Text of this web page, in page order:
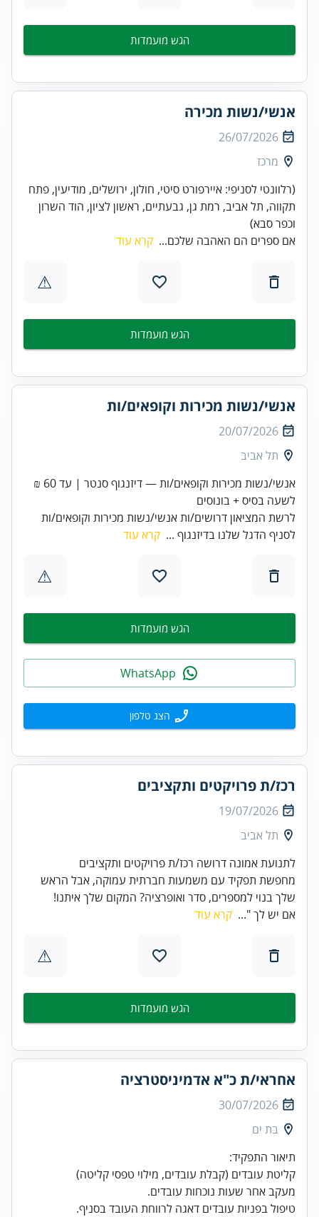
הגש מועמדות
אנשי/נשות מכירה
26/07/2026
מרכז
(רלוונטי לסניפי: איירפורט סיטי, חולון, ירושלים, מודיעין, פתח
תקווה, תל אביב, רמת גן, גבעתיים, ראשון לציון, הוד השרון
וכפר סבא)
אם ספרים הם האהבה שלכם... קרא עוד
⚠
הגש מועמדות
אנשי/נשות מכירות וקופאים/ות
20/07/2026
תל אביב
אנשי/נשות מכירות וקופאים/ות — דיזנגוף סנטר | עד 60 ₪
לשעה בסיס + בונוסים
לרשת המציאון דרושים/ות אנשי/נשות מכירות וקופאים/ות
לסניף הדגל שלנו בדיזנגוף ... קרא עוד
⚠
הגש מועמדות
הצג טלפון
רכז/ת פרויקטים ותקציבים
19/07/2026
תל אביב
לתנועת אמונה דרושה רכז/ת פרויקטים ותקציבים
מחפשת תפקיד עם משמעות חברתית עמוקה, אבל הראש
שלך בנוי למספרים, סדר ואופרציה? המקום שלך איתנו!
אם יש לך "... קרא עוד
⚠
הגש מועמדות
אחראי/ת כ"א אדמיניסטרציה
30/07/2026
בת ים
טיפול בפניות עובדים דאגה לרווחת העובד בסניף.